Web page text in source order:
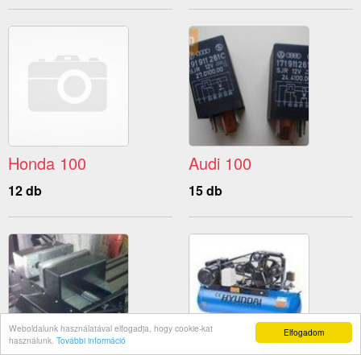
Elfogadom
Weboldalunk használatával elfogadja, hogy cookie-kat
használunk. További információ
Honda 100
12 db
Audi 100
15 db